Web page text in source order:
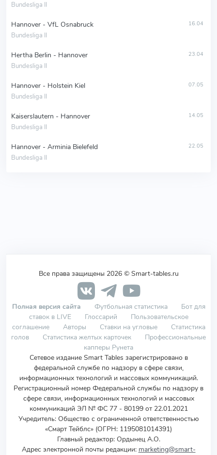
Bundesliga II
Hannover - VfL Osnabruck
Bundesliga II
16.04
Hertha Berlin - Hannover
Bundesliga II
23.04
Hannover - Holstein Kiel
Bundesliga II
07.05
Kaiserslautern - Hannover
Bundesliga II
14.05
Hannover - Arminia Bielefeld
Bundesliga II
22.05
Все права защищены 2026 © Smart-tables.ru
Полная версия сайта Футбольная статистика
Бот для
ставок в LIVE
Глоссарий
Пользовательское
соглашение
Авторы Ставки на угловые
Статистика
голов
Статистика желтых карточек
Профессиональные
капперы Рунета
Сетевое издание Smart Tables зарегистрировано в
федеральной службе по надзору в сфере связи,
информационных технологий и массовых коммуникаций.
Регистрационный номер Федеральной службы по надзору в
сфере связи, информационных технологий и массовых
коммуникаций ЭЛ № ФС 77 - 80199 от 22.01.2021
Учредитель: Общество с ограниченной ответственностью
«Смарт Тейблс» (ОГРН: 1195081014391)
Главный редактор: Ордынец А.О.
Адрес электронной почты редакции: marketing@smart-